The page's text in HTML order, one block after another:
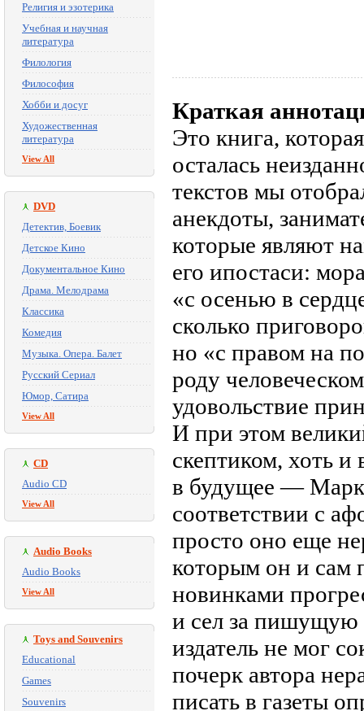
Религия и эзотерика
Учебная и научная
литература
Филология
Философия
Хобби и досуг
Художественная
литература
View All
DVD
Детектив, Боевик
Детское Кино
Документальное Кино
Драма. Мелодрама
Классика
Комедия
Музыка. Опера. Балет
Русский Сериал
Юмор, Сатира
View All
CD
Audio CD
View All
Audio Books
Audio Books
View All
Toys and Souvenirs
Educational
Games
Souvenirs
Краткая
Это книга,
осталась
текстов мы
анекдоты,
которые являют
его ипостаси:
«с осенью в
сколько
но «с правом на
роду
удовольствие
И при этом
скептиком, хоть и
в будущее — Марк
соответствии с
просто оно еще
которым он и сам
новинками
и сел за пишущую
издатель не мог
почерк автора
писать в газеты